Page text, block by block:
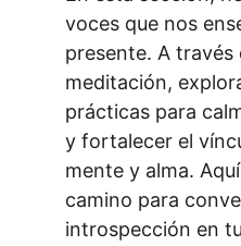
voces que nos
presente. A través
meditación,
prácticas para
y fortalecer el
mente y alma.
camino para
introspección en